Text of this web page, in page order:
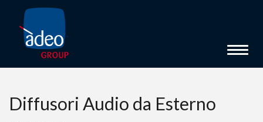
Toggle
Diffusori Audio da Esterno